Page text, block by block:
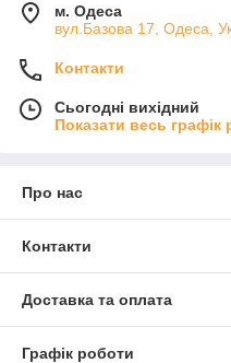
м. Одеса
вул.Базова 17, Одеса,
Контакти
Сьогодні вихідний
Показати весь графік
Про нас
Контакти
Доставка та оплата
Графік роботи